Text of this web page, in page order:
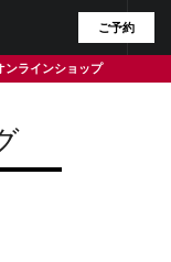
ご予約
ンラインショップ